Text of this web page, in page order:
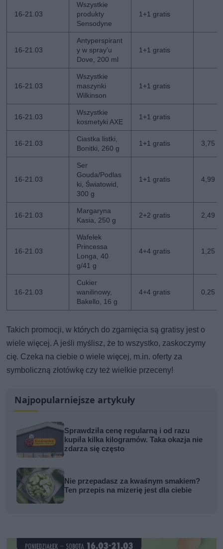
16-21.03
Wszystkie
produkty
Sensodyne
1+1 gratis
16-21.03
Antyperspirant
y w spray’u
Dove, 200 ml
1+1 gratis
16-21.03
Wszystkie
maszynki
Wilkinson
1+1 gratis
16-21.03
Wszystkie
kosmetyki AXE
1+1 gratis
16-21.03
Ciastka listki,
Bonitki, 260 g
1+1 gratis 3,75
16-21.03
Ser
Gouda/Podlas
ki, Światowid,
300 g
1+1 gratis 4,99
16-21.03
Margaryna
Kasia, 250 g
2+2 gratis 2,49
16-21.03
Wafelek
Princessa
Longa, 40
g/41 g
4+4 gratis 1,25
16-21.03
Cukier
wanilinowy,
Bakello, 16 g
4+4 gratis 0,25
Takich promocji, w których do zgarnięcia są gratisy jest o
wiele więcej. A jeśli myślisz, że to wszystko, zaskoczymy
cię. Czeka na ciebie o wiele więcej, m.in. oferty za
symboliczną złotówkę czy też wielkie przeceny!
Najpopularniejsze artykuły
Sprawdziła cenę regularną i od razu
kupiła kilka kilogramów. Taka okazja nie
zdarza się często
Nie przepadasz za kwaśnym smakiem?
Ten przepis na mizerię jest dla ciebie